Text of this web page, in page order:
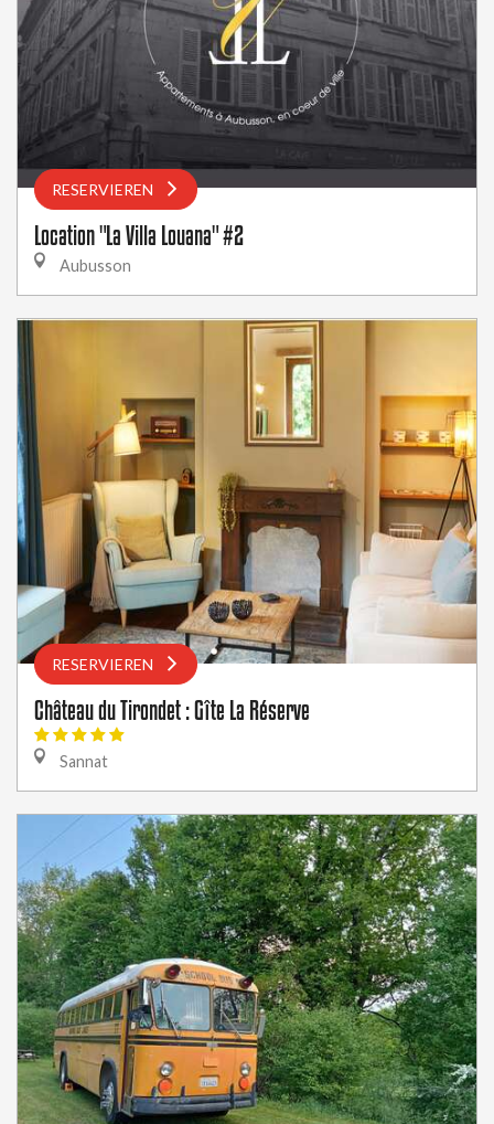
RESERVIEREN
Location "La Villa Louana" #2
Aubusson
RESERVIEREN
Château du Tirondet : Gîte La Réserve
Sannat